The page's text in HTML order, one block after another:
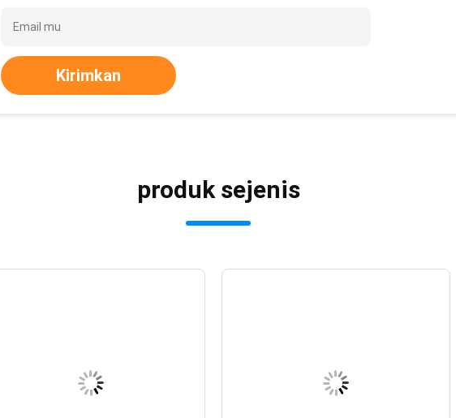
Kirimkan
produk sejenis